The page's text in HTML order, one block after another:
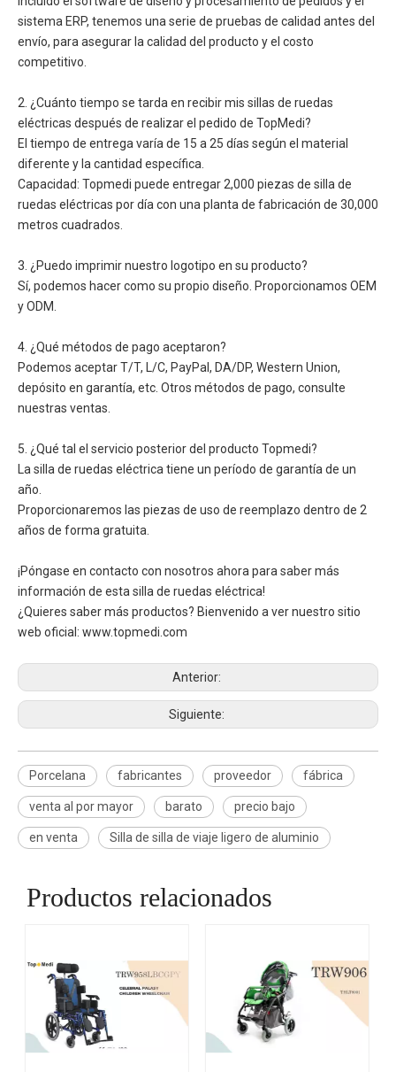
sistema ERP, tenemos una serie de pruebas de calidad antes del
envío, para asegurar la calidad del producto y el costo
competitivo.
2. ¿Cuánto tiempo se tarda en recibir mis sillas de ruedas
eléctricas después de realizar el pedido de TopMedi?
El tiempo de entrega varía de 15 a 25 días según el material
diferente y la cantidad específica.
Capacidad: Topmedi puede entregar 2,000 piezas de silla de
ruedas eléctricas por día con una planta de fabricación de 30,000
metros cuadrados.
3. ¿Puedo imprimir nuestro logotipo en su producto?
Sí, podemos hacer como su propio diseño. Proporcionamos OEM
y ODM.
4. ¿Qué métodos de pago aceptaron?
Podemos aceptar T/T, L/C, PayPal, DA/DP, Western Union,
depósito en garantía, etc. Otros métodos de pago, consulte
nuestras ventas.
5. ¿Qué tal el servicio posterior del producto Topmedi?
La silla de ruedas eléctrica tiene un período de garantía de un
año.
Proporcionaremos las piezas de uso de reemplazo dentro de 2
años de forma gratuita.
¡Póngase en contacto con nosotros ahora para saber más
información de esta silla de ruedas eléctrica!
¿Quieres saber más productos? Bienvenido a ver nuestro sitio
web oficial: www.topmedi.com
Anterior:
Siguiente:
Porcelana fabricantes proveedor fábrica
venta al por mayor barato precio bajo
en venta Silla de silla de viaje ligero de aluminio
Productos relacionados